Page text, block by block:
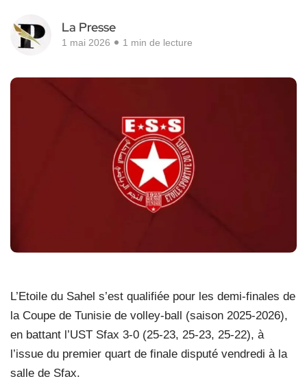
La Presse
1 mai 2026 1 min de lecture
L’Etoile du Sahel s’est qualifiée pour les demi-finales de
la Coupe de Tunisie de volley-ball (saison 2025-2026),
en battant l’UST Sfax 3-0 (25-23, 25-23, 25-22), à
l’issue du premier quart de finale disputé vendredi à la
salle de Sfax.